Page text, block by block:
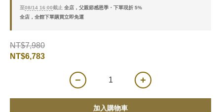
至08/14 16:00截止 全店，父親節感恩季・下單現折 5%
全店，全館下單購買立即免運
NT$7,980
NT$6,783
加入購物車